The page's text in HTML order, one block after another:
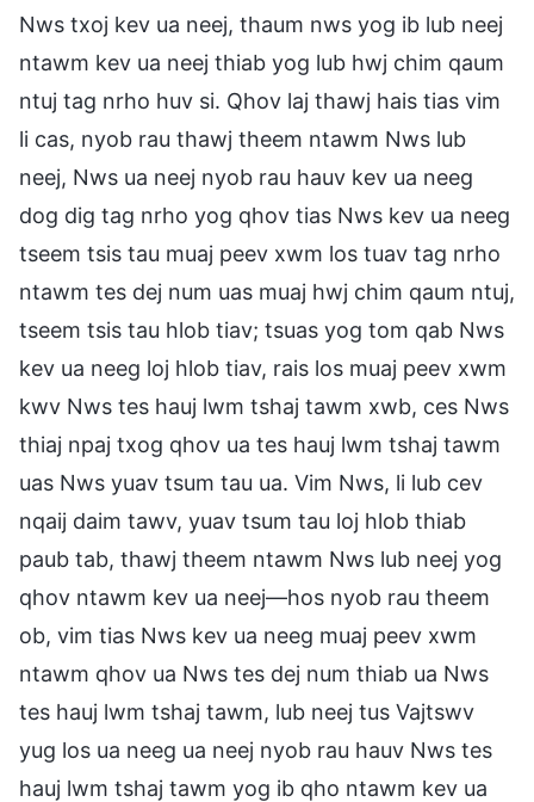
Nws txoj kev ua neej, thaum nws yog ib lub neej
ntawm kev ua neej thiab yog lub hwj chim qaum
ntuj tag nrho huv si. Qhov laj thawj hais tias vim
li cas, nyob rau thawj theem ntawm Nws lub
neej, Nws ua neej nyob rau hauv kev ua neeg
dog dig tag nrho yog qhov tias Nws kev ua neeg
tseem tsis tau muaj peev xwm los tuav tag nrho
ntawm tes dej num uas muaj hwj chim qaum ntuj,
tseem tsis tau hlob tiav; tsuas yog tom qab Nws
kev ua neeg loj hlob tiav, rais los muaj peev xwm
kwv Nws tes hauj lwm tshaj tawm xwb, ces Nws
thiaj npaj txog qhov ua tes hauj lwm tshaj tawm
uas Nws yuav tsum tau ua. Vim Nws, li lub cev
nqaij daim tawv, yuav tsum tau loj hlob thiab
paub tab, thawj theem ntawm Nws lub neej yog
qhov ntawm kev ua neej—hos nyob rau theem
ob, vim tias Nws kev ua neeg muaj peev xwm
ntawm qhov ua Nws tes dej num thiab ua Nws
tes hauj lwm tshaj tawm, lub neej tus Vajtswv
yug los ua neeg ua neej nyob rau hauv Nws tes
hauj lwm tshaj tawm yog ib qho ntawm kev ua